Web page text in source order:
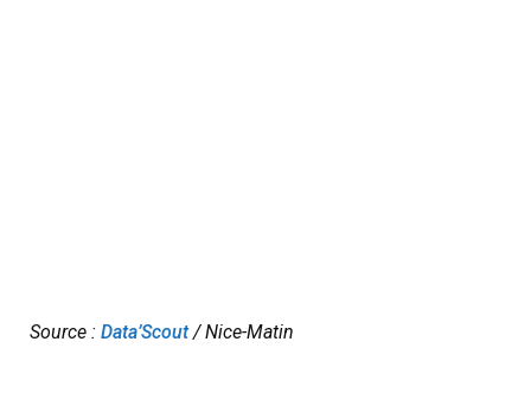
Source : Data’Scout/ Nice-Matin